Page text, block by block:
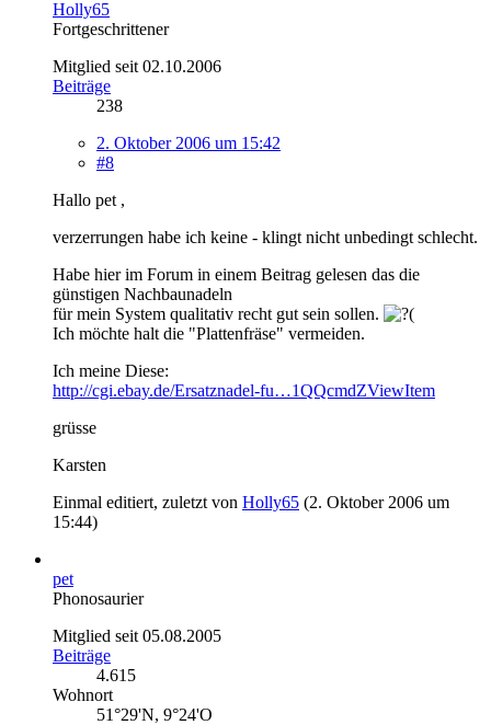
Holly65
Fortgeschrittener
Mitglied seit 02.10.2006
Beiträge
238
2. Oktober 2006 um 15:42
#8
Hallo pet ,
verzerrungen habe ich keine - klingt nicht unbedingt schlecht.
Habe hier im Forum in einem Beitrag gelesen das die
günstigen Nachbaunadeln
für mein System qualitativ recht gut sein sollen.
Ich möchte halt die "Plattenfräse" vermeiden.
Ich meine Diese:
http://cgi.ebay.de/Ersatznadel-fu…1QQcmdZViewItem
grüsse
Karsten
Einmal editiert, zuletzt von Holly65 (2. Oktober 2006 um
15:44)
pet
Phonosaurier
Mitglied seit 05.08.2005
Beiträge
4.615
Wohnort
51°29'N, 9°24'O